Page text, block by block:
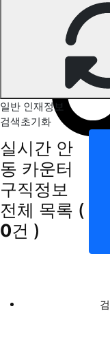
안동 카운터 구직정보
일반 인재정보
검색초기화
실시간 안
동 카운터
구직정보
전체 목록 (
0건 )